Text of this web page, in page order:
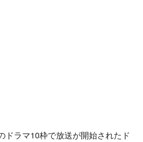
ラマ10枠で放送が開始されたド